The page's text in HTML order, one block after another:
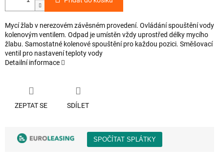
Mycí žlab v nerezovém závěsném provedení. Ovládání spouštění vody
kolenovým ventilem. Odpad je umístěn vždy uprostřed délky mycího
žlabu. Samostatné kolenové spouštění pro každou pozici. Směšovací
ventil pro nastavení teploty vody
Detailní informace
ZEPTAT SE SDÍLET